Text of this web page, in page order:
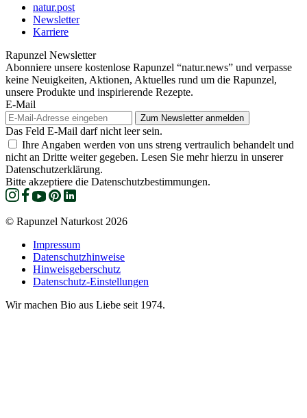
natur.post
Newsletter
Karriere
Rapunzel Newsletter
Abonniere unsere kostenlose Rapunzel “natur.news” und verpasse
keine Neuigkeiten, Aktionen, Aktuelles rund um die Rapunzel,
unsere Produkte und inspirierende Rezepte.
E-Mail
Das Feld E-Mail darf nicht leer sein.
Ihre Angaben werden von uns streng vertraulich behandelt und
nicht an Dritte weiter gegeben. Lesen Sie mehr hierzu in unserer
Datenschutzerklärung.
Bitte akzeptiere die Datenschutzbestimmungen.
© Rapunzel Naturkost 2026
Impressum
Datenschutzhinweise
Hinweisgeberschutz
Datenschutz-Einstellungen
Wir machen Bio aus Liebe seit 1974.